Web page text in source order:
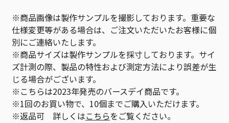
※商品画像は製作サンプルを撮影しております。重要な
仕様変更等がある場合は、ご注文いただいたお客様に個
別にご連絡いたします。
※商品サイズは製作サンプルを採寸しております。サイ
ズ計測の際、製品の特性および測定方法により誤差が生
じる場合がございます。
※こちらは2023年発売のバースデイ商品です。
※1回のお買い物で、10個までご購入いただけます。
※返品可 詳しくはこちらをご覧ください。